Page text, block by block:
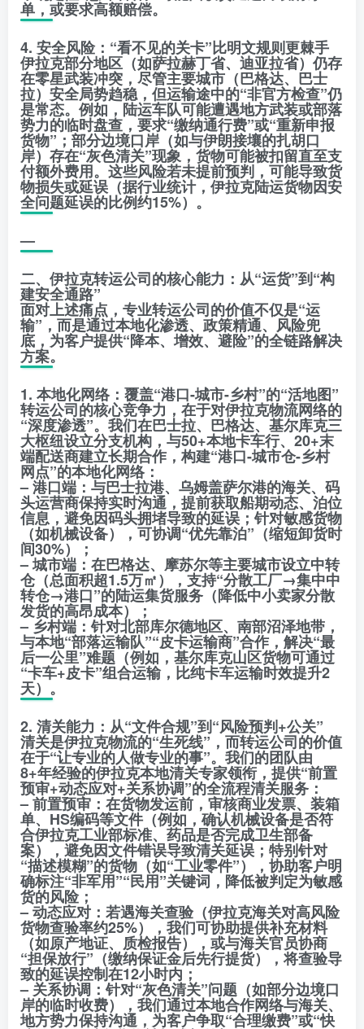
单，或要求高额赔偿。
4. 安全风险：“看不见的关卡”比明文规则更棘手
伊拉克部分地区（如萨拉赫丁省、迪亚拉省）仍存
在零星武装冲突，尽管主要城市（巴格达、巴士
拉）安全局势趋稳，但运输途中的“非官方检查”仍
是常态。例如，陆运车队可能遭遇地方武装或部落
势力的临时盘查，要求“缴纳通行费”或“重新申报
货物”；部分边境口岸（如与伊朗接壤的扎胡口
岸）存在“灰色清关”现象，货物可能被扣留直至支
付额外费用。这些风险若未提前预判，可能导致货
物损失或延误（据行业统计，伊拉克陆运货物因安
全问题延误的比例约15%）。
—
二、伊拉克转运公司的核心能力：从“运货”到“构
建安全通路”
面对上述痛点，专业转运公司的价值不仅是“运
输”，而是通过本地化渗透、政策精通、风险兜
底，为客户提供“降本、增效、避险”的全链路解决
方案。
1. 本地化网络：覆盖“港口-城市-乡村”的“活地图”
转运公司的核心竞争力，在于对伊拉克物流网络的
“深度渗透”。我们在巴士拉、巴格达、基尔库克三
大枢纽设立分支机构，与50+本地卡车行、20+末
端配送商建立长期合作，构建“港口-城市仓-乡村
网点”的本地化网络：
– 港口端：与巴士拉港、乌姆盖萨尔港的海关、码
头运营商保持实时沟通，提前获取船期动态、泊位
信息，避免因码头拥堵导致的延误；针对敏感货物
（如机械设备），可协调“优先靠泊”（缩短卸货时
间30%）；
– 城市端：在巴格达、摩苏尔等主要城市设立中转
仓（总面积超1.5万㎡），支持“分散工厂→集中中
转仓→港口”的陆运集货服务（降低中小卖家分散
发货的高昂成本）；
– 乡村端：针对北部库尔德地区、南部沼泽地带，
与本地“部落运输队”“皮卡运输商”合作，解决“最
后一公里”难题（例如，基尔库克山区货物可通过
“卡车+皮卡”组合运输，比纯卡车运输时效提升2
天）。
2. 清关能力：从“文件合规”到“风险预判+公关”
清关是伊拉克物流的“生死线”，而转运公司的价值
在于“让专业的人做专业的事”。我们的团队由
8+年经验的伊拉克本地清关专家领衔，提供“前置
预审+动态应对+关系协调”的全流程清关服务：
– 前置预审：在货物发运前，审核商业发票、装箱
单、HS编码等文件（例如，确认机械设备是否符
合伊拉克工业部标准、药品是否完成卫生部备
案），避免因文件错误导致清关延误；特别针对
“描述模糊”的货物（如“工业零件”），协助客户明
确标注“非军用”“民用”关键词，降低被判定为敏感
货的风险；
– 动态应对：若遇海关查验（伊拉克海关对高风险
货物查验率约25%），我们可协助提供补充材料
（如原产地证、质检报告），或与海关官员协商
“担保放行”（缴纳保证金后先行提货），将查验导
致的延误控制在12小时内；
– 关系协调：针对“灰色清关”问题（如部分边境口
岸的临时收费），我们通过本地合作网络与海关、
地方势力保持沟通，为客户争取“合理缴费”或“快